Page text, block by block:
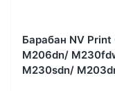
Барабан NV Print
M206dn/
M230sdn/